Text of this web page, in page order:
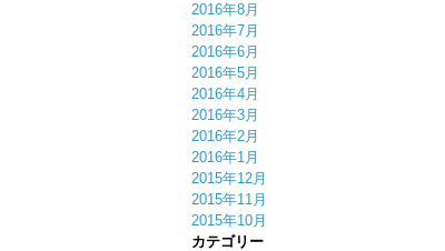
2016年8月
2016年7月
2016年6月
2016年5月
2016年4月
2016年3月
2016年2月
2016年1月
2015年12月
2015年11月
2015年10月
カテゴリー